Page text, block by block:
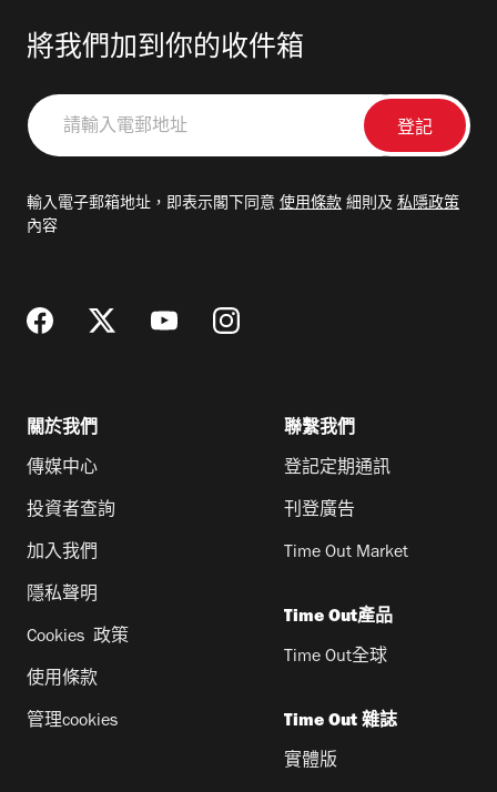
將我們加到你的收件箱
請
輸
郵
輸入電子郵箱地址，即表示閣下同意 使用條款 細則及 私隱政策
內容
關於我們
傳媒中心
投資者查詢
加入我們
隱私聲明
Cookies 政策
使用條款
管理cookies
聯繫我們
登記定期通訊
刊登廣告
Time Out Market
Time Out產品
Time Out全球
Time Out 雜誌
實體版